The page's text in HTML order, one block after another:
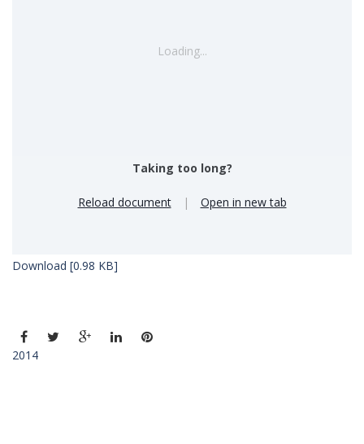
Loading...
Taking too long?
Reload document | Open in new tab
Download [0.98 KB]
2014